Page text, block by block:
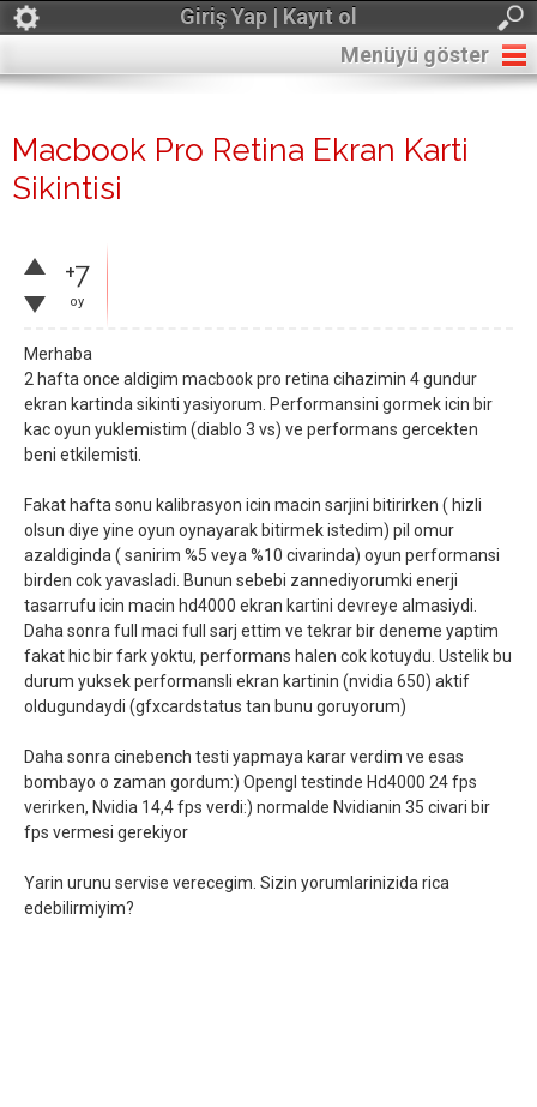
Giriş Yap | Kayıt ol
Menüyü göster
Macbook Pro Retina Ekran Karti
Sikintisi
+7
oy
Merhaba
2 hafta once aldigim macbook pro retina cihazimin 4 gundur
ekran kartinda sikinti yasiyorum. Performansini gormek icin bir
kac oyun yuklemistim (diablo 3 vs) ve performans gercekten
beni etkilemisti.
Fakat hafta sonu kalibrasyon icin macin sarjini bitirirken ( hizli
olsun diye yine oyun oynayarak bitirmek istedim) pil omur
azaldiginda ( sanirim %5 veya %10 civarinda) oyun performansi
birden cok yavasladi. Bunun sebebi zannediyorumki enerji
tasarrufu icin macin hd4000 ekran kartini devreye almasiydi.
Daha sonra full maci full sarj ettim ve tekrar bir deneme yaptim
fakat hic bir fark yoktu, performans halen cok kotuydu. Ustelik bu
durum yuksek performansli ekran kartinin (nvidia 650) aktif
oldugundaydi (gfxcardstatus tan bunu goruyorum)
Daha sonra cinebench testi yapmaya karar verdim ve esas
bombayo o zaman gordum:) Opengl testinde Hd4000 24 fps
verirken, Nvidia 14,4 fps verdi:) normalde Nvidianin 35 civari bir
fps vermesi gerekiyor
Yarin urunu servise verecegim. Sizin yorumlarinizida rica
edebilirmiyim?